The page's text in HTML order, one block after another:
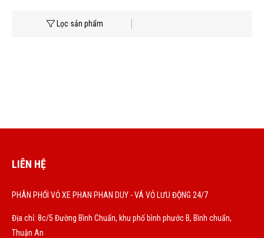
Lọc sản phẩm
LIÊN HỆ
PHÂN PHỐI VỎ XE PHAN PHAN DUY - VÁ VỎ LƯU ĐỘNG 24/7
Địa chỉ: 8c/5 Đường Bình Chuẩn, khu phố bình phước B, Bình chuẩn,
Thuận An